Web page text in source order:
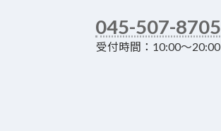
045-507-8705
受付時間：10:00～20:00